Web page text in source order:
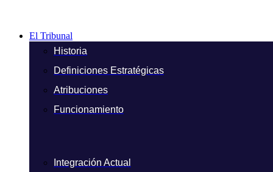
El Tribunal
Historia
Definiciones Estratégicas
Atribuciones
Funcionamiento
Integración Actual